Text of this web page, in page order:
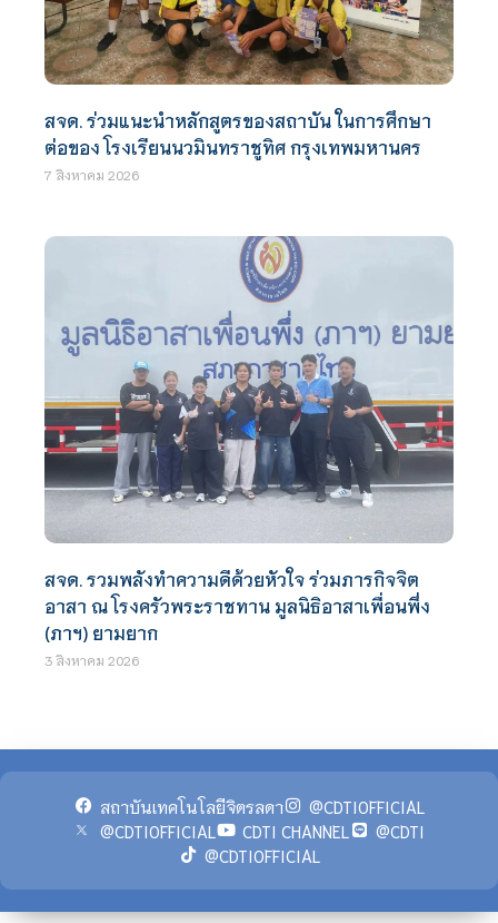
สจด. ร่วมแนะนำหลักสูตรของสถาบัน ในการศึกษา
ต่อของ โรงเรียนนวมินทราชูทิศ กรุงเทพมหานคร
7 สิงหาคม 2026
สจด. รวมพลังทำความดีด้วยหัวใจ ร่วมภารกิจจิต
อาสา ณ โรงครัวพระราชทาน มูลนิธิอาสาเพื่อนพึ่ง
(ภาฯ) ยามยาก
3 สิงหาคม 2026
สถาบันเทคโนโลยีจิตรลดา
@CDTIOFFICIAL
@CDTIOFFICIAL
CDTI CHANNEL
@CDTI
@CDTIOFFICIAL